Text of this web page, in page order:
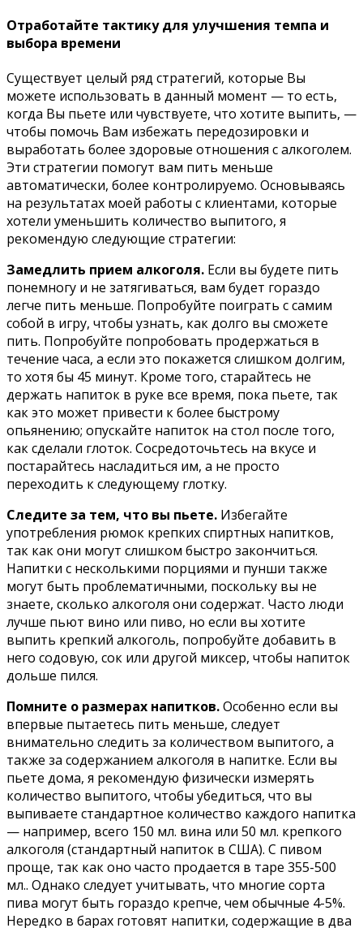
Отработайте тактику для улучшения темпа и
выбора времени
Существует целый ряд стратегий, которые Вы
можете использовать в данный момент — то есть,
когда Вы пьете или чувствуете, что хотите выпить, —
чтобы помочь Вам избежать передозировки и
выработать более здоровые отношения с алкоголем.
Эти стратегии помогут вам пить меньше
автоматически, более контролируемо. Основываясь
на результатах моей работы с клиентами, которые
хотели уменьшить количество выпитого, я
рекомендую следующие стратегии:
Замедлить прием алкоголя. Если вы будете пить
понемногу и не затягиваться, вам будет гораздо
легче пить меньше. Попробуйте поиграть с самим
собой в игру, чтобы узнать, как долго вы сможете
пить. Попробуйте попробовать продержаться в
течение часа, а если это покажется слишком долгим,
то хотя бы 45 минут. Кроме того, старайтесь не
держать напиток в руке все время, пока пьете, так
как это может привести к более быстрому
опьянению; опускайте напиток на стол после того,
как сделали глоток. Сосредоточьтесь на вкусе и
постарайтесь насладиться им, а не просто
переходить к следующему глотку.
Следите за тем, что вы пьете. Избегайте
употребления рюмок крепких спиртных напитков,
так как они могут слишком быстро закончиться.
Напитки с несколькими порциями и пунши также
могут быть проблематичными, поскольку вы не
знаете, сколько алкоголя они содержат. Часто люди
лучше пьют вино или пиво, но если вы хотите
выпить крепкий алкоголь, попробуйте добавить в
него содовую, сок или другой миксер, чтобы напиток
дольше пился.
Помните о размерах напитков.Особенно если вы
впервые пытаетесь пить меньше, следует
внимательно следить за количеством выпитого, а
также за содержанием алкоголя в напитке. Если вы
пьете дома, я рекомендую физически измерять
количество выпитого, чтобы убедиться, что вы
выпиваете стандартное количество каждого напитка
— например, всего 150 мл. вина или 50 мл. крепкого
алкоголя (стандартный напиток в США). С пивом
проще, так как оно часто продается в таре 355-500
мл.. Однако следует учитывать, что многие сорта
пива могут быть гораздо крепче, чем обычные 4-5%.
Нередко в барах готовят напитки, содержащие в два